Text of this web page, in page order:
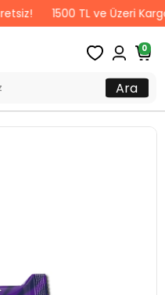
1500 TL ve Üzeri Kargo
0
Ara